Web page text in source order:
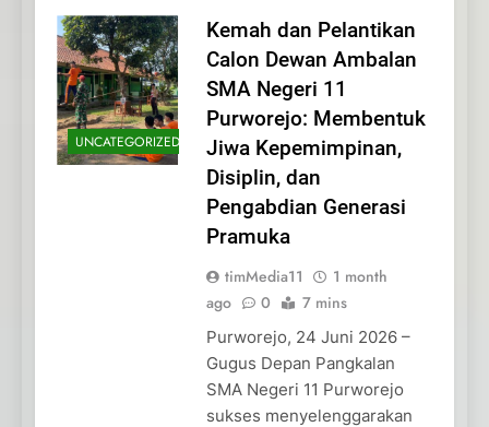
UNCATEGORIZED
Kemah dan Pelantikan
Calon Dewan Ambalan
SMA Negeri 11
Purworejo: Membentuk
Jiwa Kepemimpinan,
Disiplin, dan
Pengabdian Generasi
Pramuka
timMedia11
1 month
ago
0 7 mins
Purworejo, 24 Juni 2026 –
Gugus Depan Pangkalan
SMA Negeri 11 Purworejo
sukses menyelenggarakan